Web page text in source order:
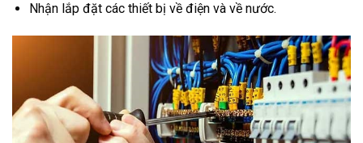
Nhận lắp đặt các thiết bị về điện và về nước.